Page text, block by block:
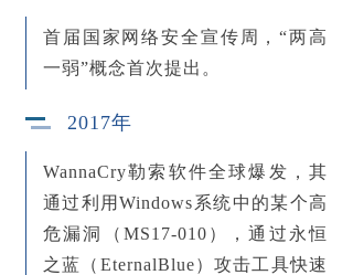
→ 全网资产安全管理解决方案
→ 攻击面可视化解决方案
安全服务
→ 红队安全攻防
→ 重要活动安全保障
首届国家网络安全宣传周，“两高
一弱”概念首次提出。
2017年
WannaCry勒索软件全球爆发，其
通过利用Windows系统中的某个高
危漏洞
（MS17-010），通过永恒
之蓝（EternalBlue）攻击工具快速